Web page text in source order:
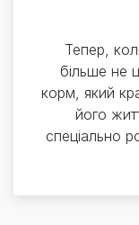
Тепер,
більше не
корм, який
його
спеціально